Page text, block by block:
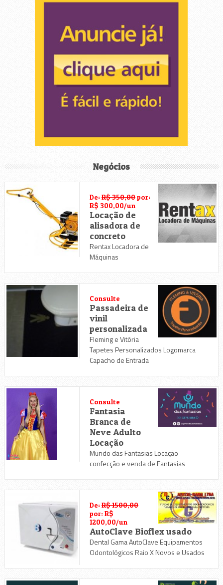
Negócios
De: R$ 350,00por:
R$ 300,00/un
Locação de
alisadora de
concreto
Rentax Locadora de
Máquinas
Consulte
Passadeira de
vinil
personalizada
Fleming e Vitória
Tapetes Personalizados Logomarca
Capacho de Entrada
Consulte
Fantasia
Branca de
Neve Adulto
Locação
Mundo das Fantasias Locação
confecção e venda de Fantasias
De: R$ 1500,00
por: R$
1200,00/un
AutoClave Bioflex usado
Dental Gama AutoClave Equipamentos
Odontológicos Raio X Novos e Usados